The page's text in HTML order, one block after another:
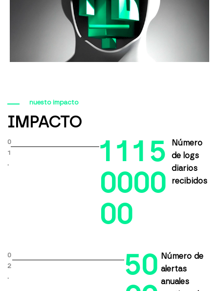
nuesto impacto
IMPACTO
0
1
.
1 1 1 5
0000
00
Número
de logs
diarios
recibidos
0
2
.
50
Número de
alertas
anuales